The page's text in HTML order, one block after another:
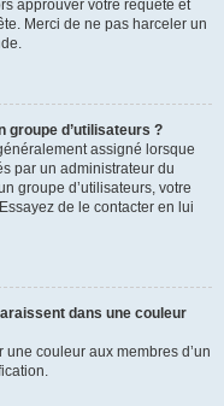
approuver votre requête et
Merci de ne pas harceler un
groupe d’utilisateurs ?
assigné lorsque
par un administrateur du
groupe d’utilisateurs, votre
de le contacter en lui
dans une couleur
couleur aux membres d’un